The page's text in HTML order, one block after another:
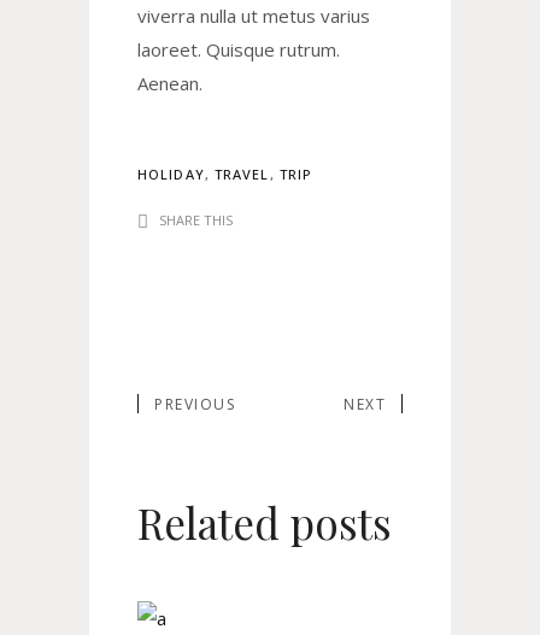
viverra nulla ut metus varius
laoreet. Quisque rutrum.
Aenean.
HOLIDAY, TRAVEL, TRIP
SHARE THIS
PREVIOUS NEXT
Related posts